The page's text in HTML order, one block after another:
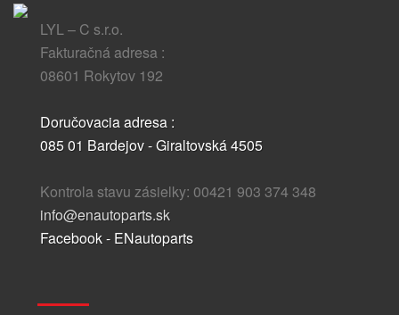
LYL – C s.r.o.
Fakturačná adresa :
08601 Rokytov 192
Doručovacia adresa :
085 01 Bardejov - Giraltovská 4505
Kontrola stavu zásielky: 00421 903 374 348
info@enautoparts.sk
Facebook - ENautoparts